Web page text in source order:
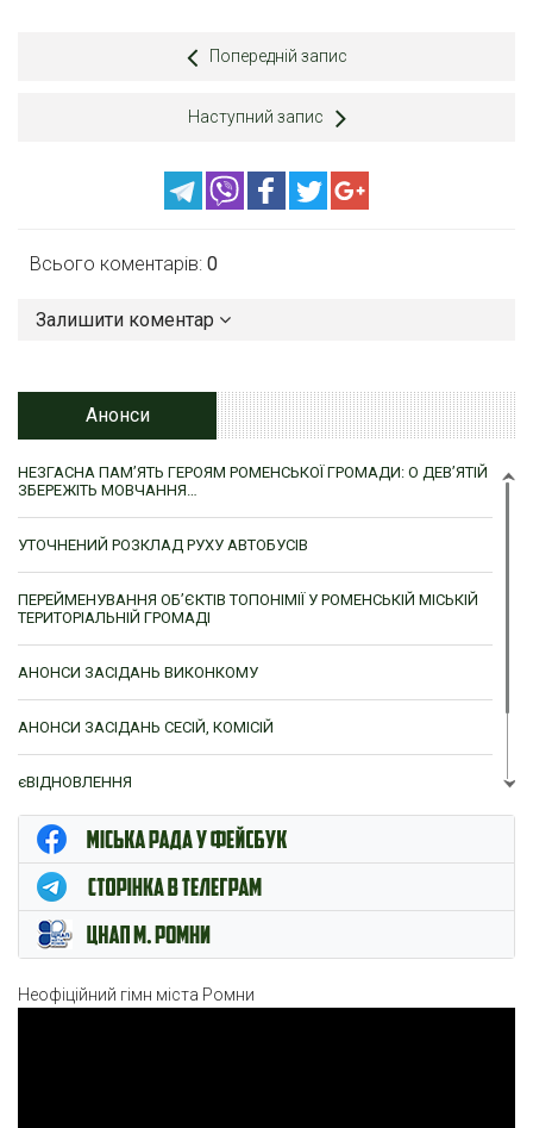
Попередній запис
Наступний запис
Всього коментарів: 0
Залишити коментар
Анонси
НЕЗГАСНА ПАМ’ЯТЬ ГЕРОЯМ РОМЕНСЬКОЇ ГРОМАДИ: О ДЕВ’ЯТІЙ
ЗБЕРЕЖІТЬ МОВЧАННЯ…
УТОЧНЕНИЙ РОЗКЛАД РУХУ АВТОБУСІВ
ПЕРЕЙМЕНУВАННЯ ОБ’ЄКТІВ ТОПОНІМІЇ У РОМЕНСЬКІЙ МІСЬКІЙ
ТЕРИТОРІАЛЬНІЙ ГРОМАДІ
АНОНСИ ЗАСІДАНЬ ВИКОНКОМУ
АНОНСИ ЗАСІДАНЬ СЕСІЙ, КОМІСІЙ
єВІДНОВЛЕННЯ
ЦНАП м. Ромни
Неофіційний гімн міста Ромни